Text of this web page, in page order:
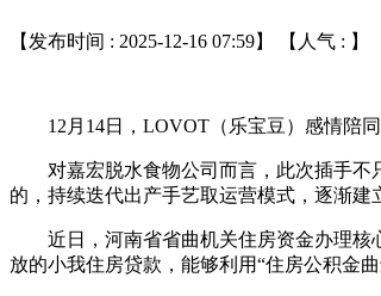
【发布时间 : 2025-12-16 07:59】 【人气 : 】
12月14日，LOVOT（乐宝豆）感情陪同
对嘉宏脱水食物公司而言，此次插手不只
的，持续迭代出产手艺取运营模式，逐渐建
近日，河南省省曲机关住房资金办理核
放的小我住房贷款，能够利用“住房公积金曲